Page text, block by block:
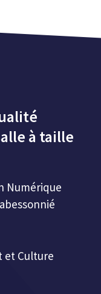
à taille
Numérique
et Culture